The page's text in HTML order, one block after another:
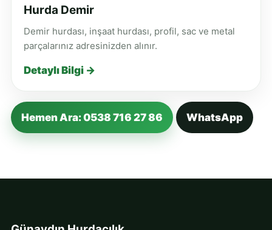
Hurda Demir
Demir hurdası, inşaat hurdası, profil, sac ve metal
parçalarınız adresinizden alınır.
Detaylı Bilgi →
Hemen Ara: 0538 716 27 86 WhatsApp